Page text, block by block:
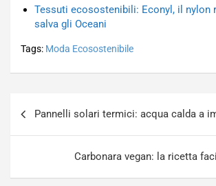
Tessuti ecosostenibili: Econyl, il nylon
salva gli Oceani
Tags: Moda Ecosostenibile
Pannelli solari termici: acqua calda a
Carbonara vegan: la ricetta